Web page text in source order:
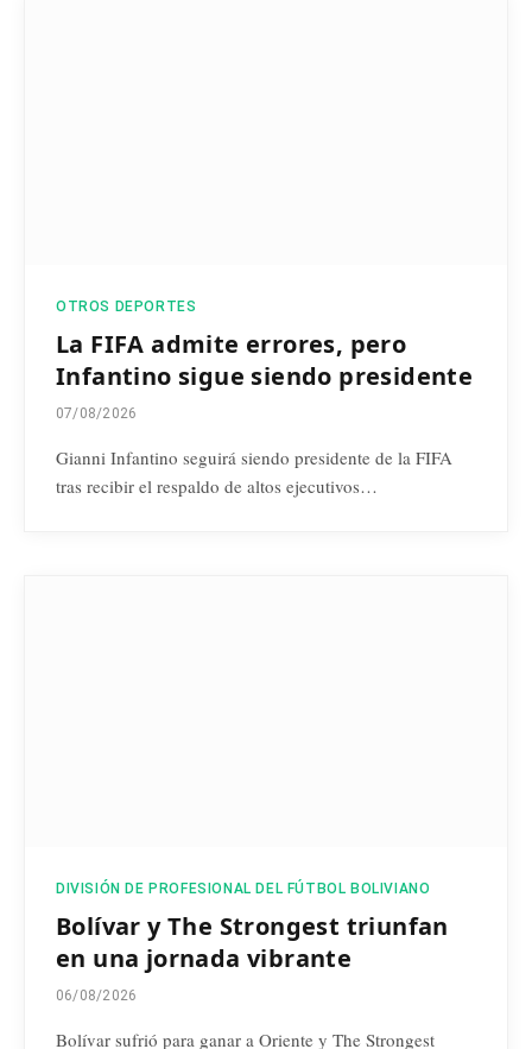
OTROS DEPORTES
La FIFA admite errores, pero
Infantino sigue siendo presidente
07/08/2026
Gianni Infantino seguirá siendo presidente de la FIFA
tras recibir el respaldo de altos ejecutivos…
DIVISIÓN DE PROFESIONAL DEL FÚTBOL BOLIVIANO
Bolívar y The Strongest triunfan
en una jornada vibrante
06/08/2026
Bolívar sufrió para ganar a Oriente y The Strongest